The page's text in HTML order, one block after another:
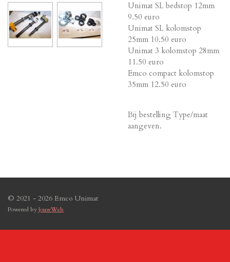
Unimat SL bedstop 12mm
9.50 euro
Unimat SL kolomstop
25mm 10.50 euro
Unimat 3 kolomstop 28mm
11.50 euro
Emco compact kolomstop
35mm 12.50 euro
Bij bestelling Type/maat
aangeven.
© 2021 - 2026 Emco Unimat
Powered byJouwWeb